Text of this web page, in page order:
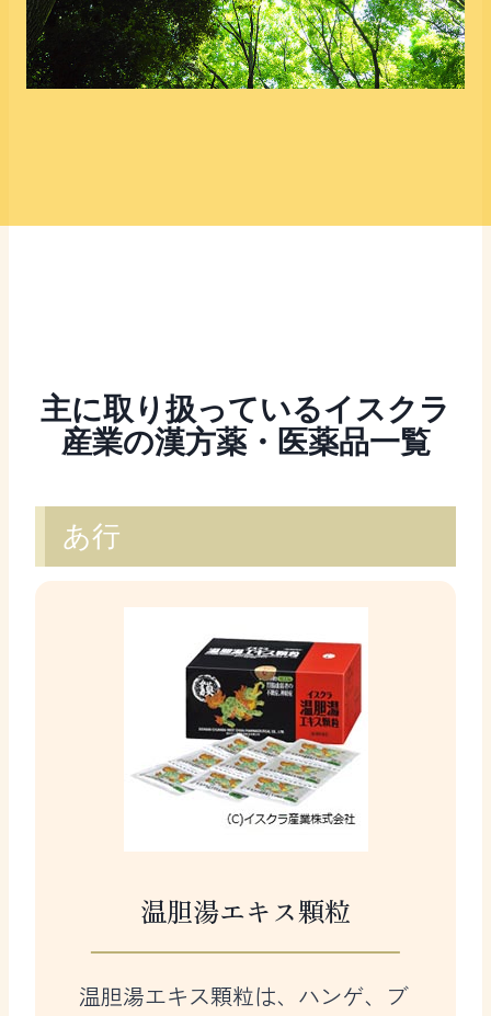
主に取り扱っているイスクラ
産業の漢方薬・医薬品一覧
あ行
温胆湯エキス顆粒
温胆湯エキス顆粒は、ハンゲ、ブ